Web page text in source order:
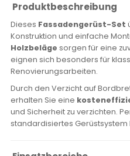
Produktbeschreibung
Dieses Fassadengerüst-Set
Konstruktion und einfache
Holzbeläge sorgen für eine
eignen sich besonders für
Renovierungsarbeiten.
Durch den Verzicht auf
erhalten Sie eine
und Sicherheit zu verzichten.
standardisiertes Gerüstsystem